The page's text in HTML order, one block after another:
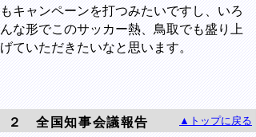
もキャンペーンを打つみたいですし、いろ
んな形でこのサッカー熱、鳥取でも盛り上
げていただきたいなと思います。
２ 全国知事会議報告 ▲トップに戻る